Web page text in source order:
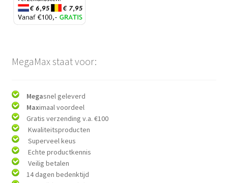
MegaMax staat voor:
Megasnel geleverd
Maximaal voordeel
Gratis verzending v.a. €100
Kwaliteitsproducten
Superveel keus
Echte productkennis
Veilig betalen
14 dagen bedenktijd